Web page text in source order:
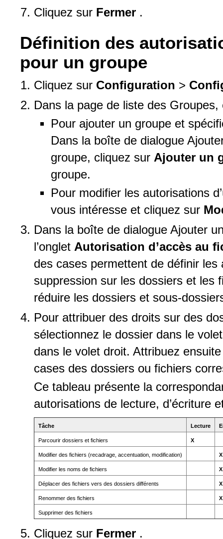
Cliquez sur Fermer .
Définition des
pour un groupe
Cliquez sur Configuration >
Dans la page de liste des
Pour ajouter un groupe et
Dans la boîte de dialogue
groupe, cliquez sur Ajouter un
groupe.
Pour modifier les autorisations
vous intéresse et cliquez sur
Dans la boîte de dialogue Ajouter
l’onglet Autorisation d’accès au
des cases permettent de définir
suppression sur les dossiers et les
réduire les dossiers et sous-
Pour attribuer des droits sur des
sélectionnez le dossier dans le
dans le volet droit. Attribuez
cases des dossiers ou fichiers
Ce tableau présente la
autorisations de lecture, d’écriture
Tâche Lecture
Parcourir dossiers et fichiers X
Modifier des fichiers (recadrage, accentuation, modification) X
Modifier les noms de fichiers X
Déplacer des fichiers vers des dossiers différents X
Renommer des fichiers X
Supprimer des fichiers
Cliquez sur Fermer .